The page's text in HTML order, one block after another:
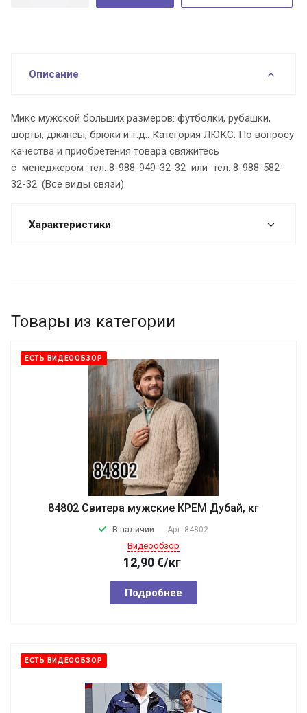
Описание
Микс мужской больших размеров: футболки, рубашки,
шорты, джинсы, брюки и т.д.. Категория ЛЮКС. По вопросу
качества и приобретения товара свяжитесь
с менеджером тел. 8-988-949-32-32 или тел. 8-988-582-
32-32. (Все виды связи).
Характеристики
Товары из категории
ЕСТЬ ВИДЕООБЗОР
84802 Свитера мужские КРЕМ Дубай, кг
В наличии Арт. 84802
Видеообзор
12,90€/кг
Подробнее
ЕСТЬ ВИДЕООБЗОР